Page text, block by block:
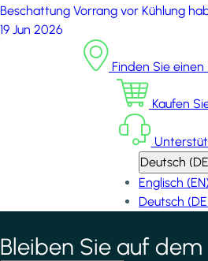
Beschattung Vorrang vor Kühlung
19 Jun 2026
Finden Sie
Kaufen
Deutsch
Englisch
Deutsch
*indicates required field
Bleiben Sie auf